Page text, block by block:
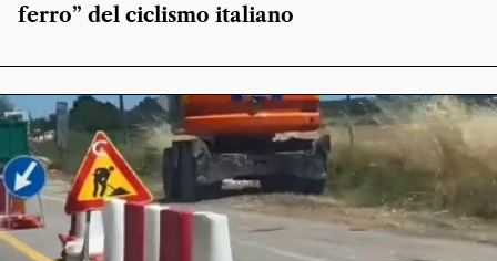
ferro” del ciclismo italiano